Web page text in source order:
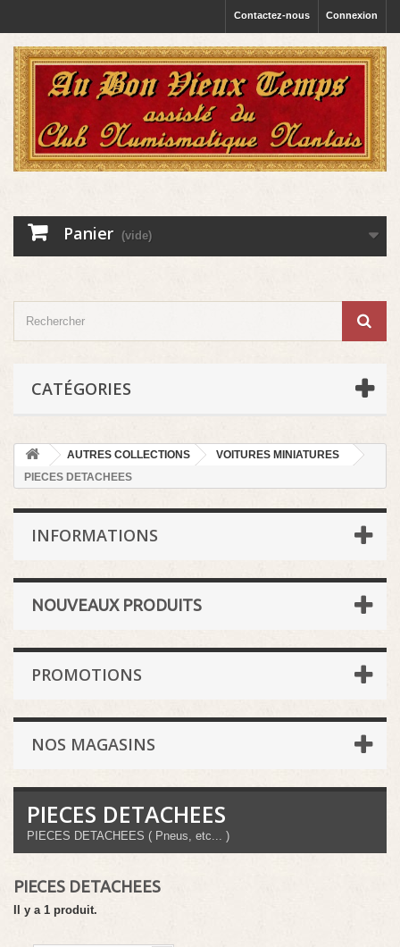
Connexion
Contactez-nous
Panier (vide)
CATÉGORIES
AUTRES COLLECTIONS
VOITURES MINIATURES
PIECES DETACHEES
INFORMATIONS
NOUVEAUX PRODUITS
PROMOTIONS
NOS MAGASINS
PIECES DETACHEES
PIECES DETACHEES ( Pneus, etc... )
PIECES DETACHEES
Il y a 1 produit.